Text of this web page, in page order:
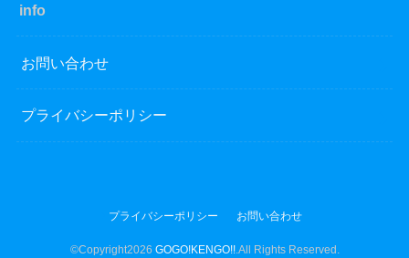
info
お問い合わせ
プライバシーポリシー
プライバシーポリシー お問い合わせ
©Copyright2026 GOGO!KENGO!!.All Rights Reserved.